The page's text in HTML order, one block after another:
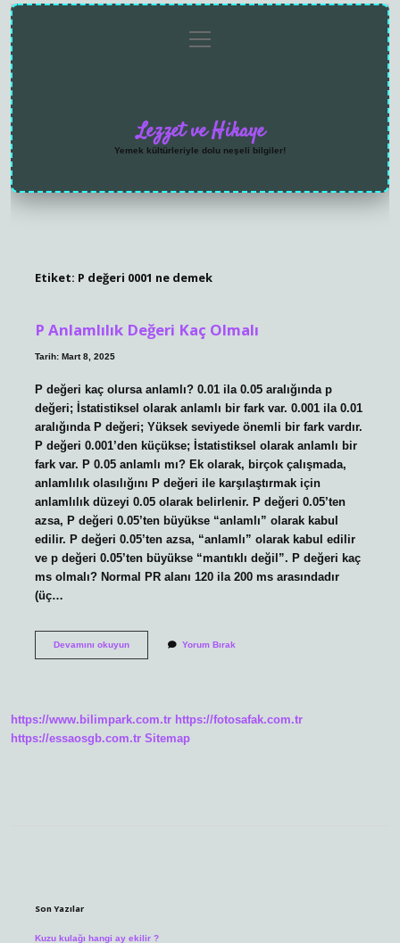
menüyü
aç
Lezzet ve Hikaye
Yemek kültürleriyle dolu neşeli bilgiler!
Etiket: P değeri 0001 ne demek
P Anlamlılık Değeri Kaç Olmalı
Tarih: Mart 8, 2025
P değeri kaç olursa anlamlı? 0.01 ila 0.05 aralığında p
değeri; İstatistiksel olarak anlamlı bir fark var. 0.001 ila 0.01
aralığında P değeri; Yüksek seviyede önemli bir fark vardır.
P değeri 0.001’den küçükse; İstatistiksel olarak anlamlı bir
fark var. P 0.05 anlamlı mı? Ek olarak, birçok çalışmada,
anlamlılık olasılığını P değeri ile karşılaştırmak için
anlamlılık düzeyi 0.05 olarak belirlenir. P değeri 0.05’ten
azsa, P değeri 0.05’ten büyükse “anlamlı” olarak kabul
edilir. P değeri 0.05’ten azsa, “anlamlı” olarak kabul edilir
ve p değeri 0.05’ten büyükse “mantıklı değil”. P değeri kaç
ms olmalı? Normal PR alanı 120 ila 200 ms arasındadır
(üç…
Devamını okuyunP
Yorum Bırak
https://www.bilimpark.com.tr https://fotosafak.com.tr
https://essaosgb.com.tr Sitemap
Son Yazılar
Kuzu kulağı hangi ay ekilir ?